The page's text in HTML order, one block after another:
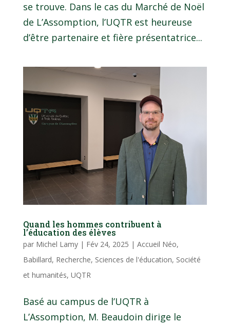
se trouve. Dans le cas du Marché de Noël
de L’Assomption, l’UQTR est heureuse
d’être partenaire et fière présentatrice...
Quand les hommes contribuent à
l’éducation des élèves
par Michel Lamy| Fév 24, 2025 | Accueil Néo,
Babillard, Recherche, Sciences de l'éducation, Société
et humanités, UQTR
Basé au campus de l’UQTR à
L’Assomption, M. Beaudoin dirige le